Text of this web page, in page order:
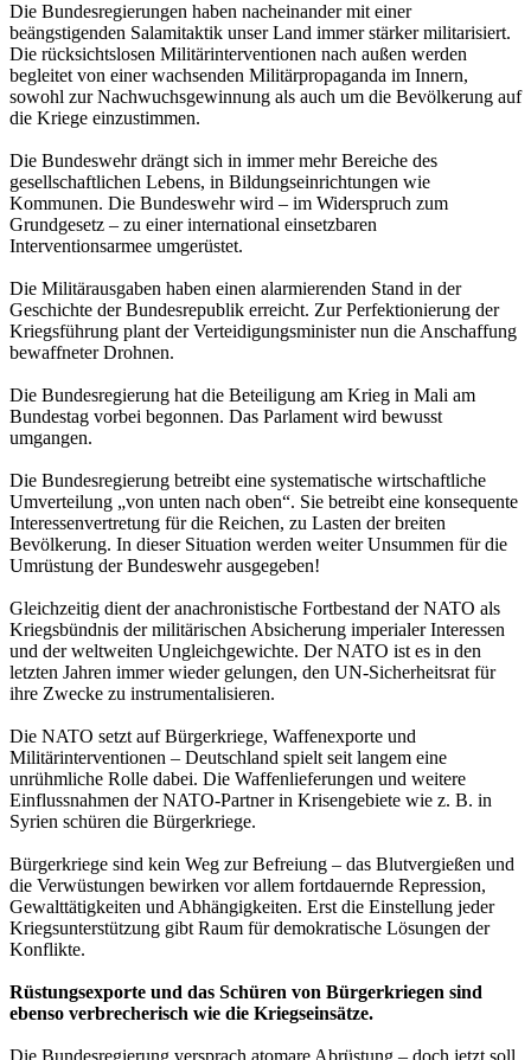
Die Bundesregierungen haben nacheinander mit einer
beängstigenden Salamitaktik unser Land immer stärker militarisiert.
Die rücksichtslosen Militärinterventionen nach außen werden
begleitet von einer wachsenden Militärpropaganda im Innern,
sowohl zur Nachwuchsgewinnung als auch um die Bevölkerung auf
die Kriege einzustimmen.
Die Bundeswehr drängt sich in immer mehr Bereiche des
gesellschaftlichen Lebens, in Bildungseinrichtungen wie
Kommunen. Die Bundeswehr wird – im Widerspruch zum
Grundgesetz – zu einer international einsetzbaren
Interventionsarmee umgerüstet.
Die Militärausgaben haben einen alarmierenden Stand in der
Geschichte der Bundesrepublik erreicht. Zur Perfektionierung der
Kriegsführung plant der Verteidigungsminister nun die Anschaffung
bewaffneter Drohnen.
Die Bundesregierung hat die Beteiligung am Krieg in Mali am
Bundestag vorbei begonnen. Das Parlament wird bewusst
umgangen.
Die Bundesregierung betreibt eine systematische wirtschaftliche
Umverteilung „von unten nach oben“. Sie betreibt eine konsequente
Interessenvertretung für die Reichen, zu Lasten der breiten
Bevölkerung. In dieser Situation werden weiter Unsummen für die
Umrüstung der Bundeswehr ausgegeben!
Gleichzeitig dient der anachronistische Fortbestand der NATO als
Kriegsbündnis der militärischen Absicherung imperialer Interessen
und der weltweiten Ungleichgewichte. Der NATO ist es in den
letzten Jahren immer wieder gelungen, den UN-Sicherheitsrat für
ihre Zwecke zu instrumentalisieren.
Die NATO setzt auf Bürgerkriege, Waffenexporte und
Militärinterventionen – Deutschland spielt seit langem eine
unrühmliche Rolle dabei. Die Waffenlieferungen und weitere
Einflussnahmen der NATO-Partner in Krisengebiete wie z. B. in
Syrien schüren die Bürgerkriege.
Bürgerkriege sind kein Weg zur Befreiung – das Blutvergießen und
die Verwüstungen bewirken vor allem fortdauernde Repression,
Gewalttätigkeiten und Abhängigkeiten. Erst die Einstellung jeder
Kriegsunterstützung gibt Raum für demokratische Lösungen der
Konflikte.
Rüstungsexporte und das Schüren von Bürgerkriegen sind
ebenso verbrecherisch wie die Kriegseinsätze.